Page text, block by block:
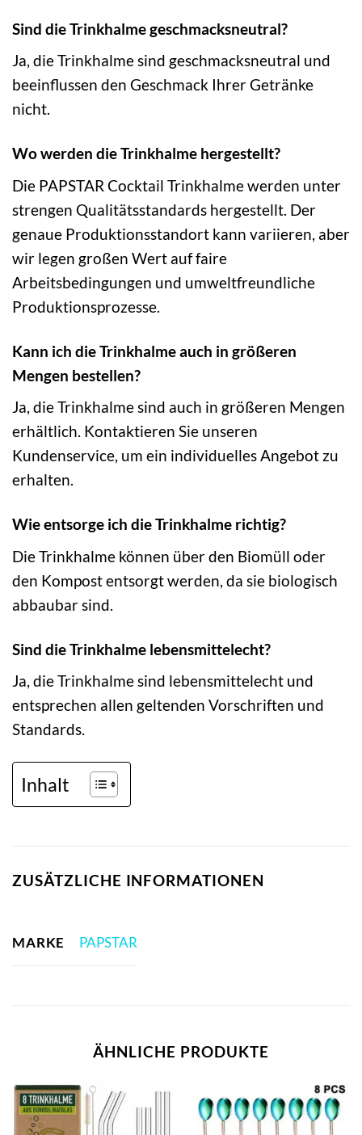
Sind die Trinkhalme geschmacksneutral?
Ja, die Trinkhalme sind geschmacksneutral und
beeinflussen den Geschmack Ihrer Getränke
nicht.
Wo werden die Trinkhalme hergestellt?
Die PAPSTAR Cocktail Trinkhalme werden unter
strengen Qualitätsstandards hergestellt. Der
genaue Produktionsstandort kann variieren, aber
wir legen großen Wert auf faire
Arbeitsbedingungen und umweltfreundliche
Produktionsprozesse.
Kann ich die Trinkhalme auch in größeren
Mengen bestellen?
Ja, die Trinkhalme sind auch in größeren Mengen
erhältlich. Kontaktieren Sie unseren
Kundenservice, um ein individuelles Angebot zu
erhalten.
Wie entsorge ich die Trinkhalme richtig?
Die Trinkhalme können über den Biomüll oder
den Kompost entsorgt werden, da sie biologisch
abbaubar sind.
Sind die Trinkhalme lebensmittelecht?
Ja, die Trinkhalme sind lebensmittelecht und
entsprechen allen geltenden Vorschriften und
Standards.
Inhalt
ZUSÄTZLICHE INFORMATIONEN
MARKE PAPSTAR
ÄHNLICHE PRODUKTE